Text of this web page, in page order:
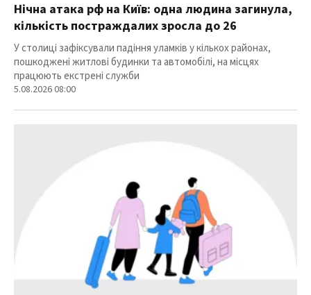
Нічна атака рф на Київ: одна людина загинула,
кількість постраждалих зросла до 26
У столиці зафіксували падіння уламків у кількох районах,
пошкоджені житлові будинки та автомобілі, на місцях
працюють екстрені служби
5.08.2026 08:00